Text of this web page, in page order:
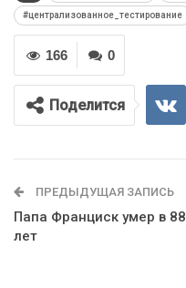
#централизованное_тестирование
0
166
Поделится
ПРЕДЫДУЩАЯ ЗАПИСЬ
Папа Франциск умер в 88
лет